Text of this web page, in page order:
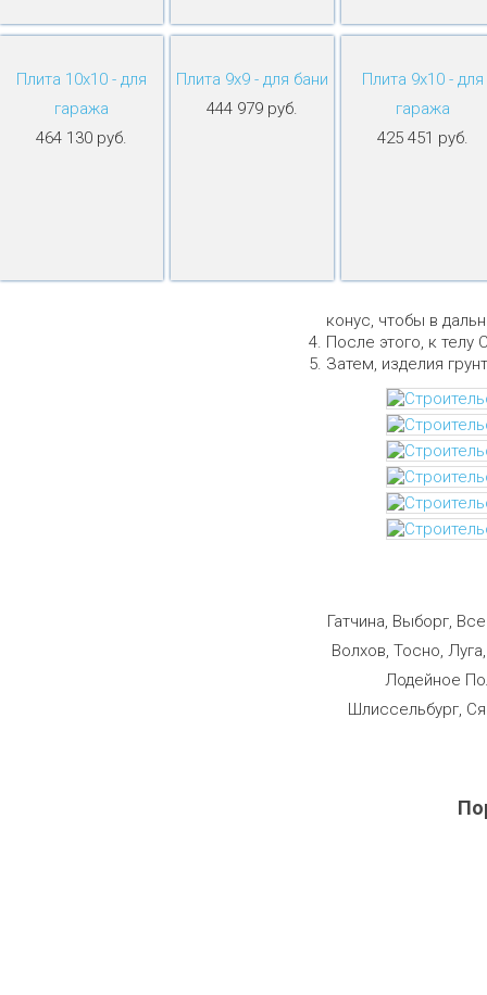
Плита 10х10 - для
гаража
464 130 руб.
Плита 9х9 - для бани
444 979 руб.
Плита 9х10 - для
гаража
425 451 руб.
конус, чтобы в
После этого, к телу
Затем, изделия
Гатчина, Выборг,
Волхов, Тосно,
Лодейное
Шлиссельбург,